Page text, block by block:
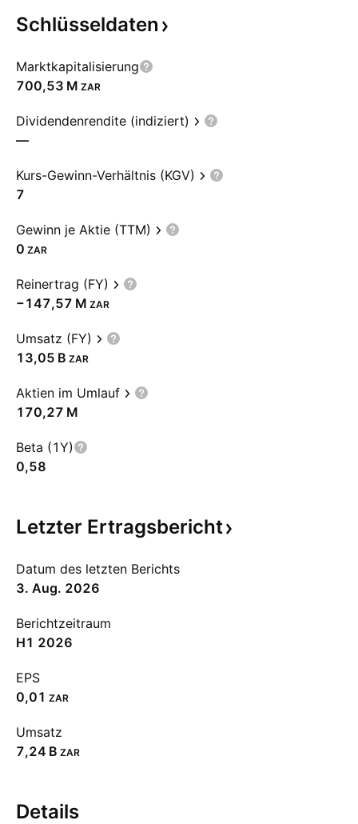
Schlüsseldaten
Marktkapitalisierung
‪700,53 M‬ ZAR
Dividendenrendite (indiziert)
—
Kurs-Gewinn-Verhältnis (KGV)
7
Gewinn je Aktie (TTM)
0 ZAR
Reinertrag (FY)
‪−147,57 M‬ ZAR
Umsatz (FY)
‪13,05 B‬ ZAR
Aktien im Umlauf
‪170,27 M‬
Beta (1Y)
0,58
Letzter Ertragsbericht
Datum des letzten Berichts
3. Aug. 2026
Berichtzeitraum
H1 2026
EPS
0,01 ZAR
Umsatz
‪7,24 B‬ ZAR
Details